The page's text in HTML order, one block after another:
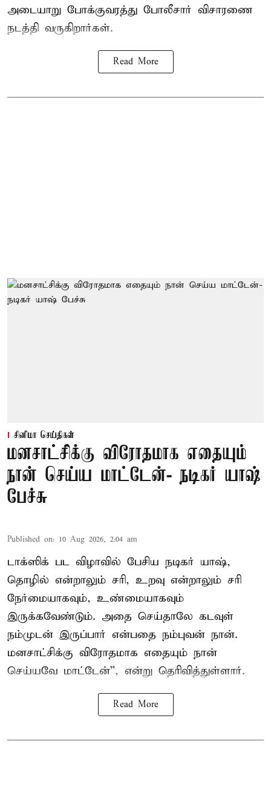
அடையாறு போக்குவரத்து போலீசார் விசாரணை
நடத்தி வருகிறார்கள்.
Read More
சினிமா செய்திகள்
மனசாட்சிக்கு விரோதமாக எதையும்
நான் செய்ய மாட்டேன்- நடிகர் யாஷ்
பேச்சு
Published on: 10 Aug 2026, 2:04 am
டாக்ஸிக் பட விழாவில் பேசிய நடிகர் யாஷ்,
தொழில் என்றாலும் சரி, உறவு என்றாலும் சரி
நேர்மையாகவும், உண்மையாகவும்
இருக்கவேண்டும். அதை செய்தாலே கடவுள்
நம்முடன் இருப்பார் என்பதை நம்புவன் நான்.
மனசாட்சிக்கு விரோதமாக எதையும் நான்
செய்யவே மாட்டேன்'', என்று தெரிவித்துள்ளார்.
Read More